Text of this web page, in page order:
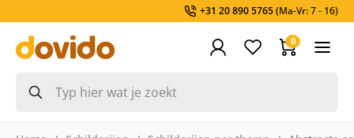
+31 20 890 5765(Ma-Vr: 7 - 16)
0